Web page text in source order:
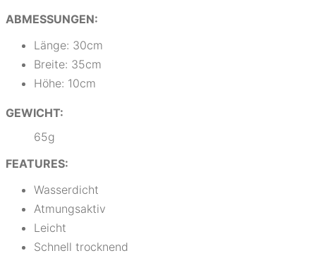
ABMESSUNGEN:
Länge: 30cm
Breite: 35cm
Höhe: 10cm
GEWICHT:
65g
FEATURES:
Wasserdicht
Atmungsaktiv
Leicht
Schnell trocknend